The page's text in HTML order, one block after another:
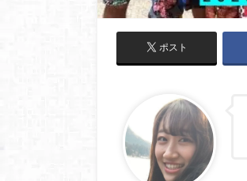
ポスト